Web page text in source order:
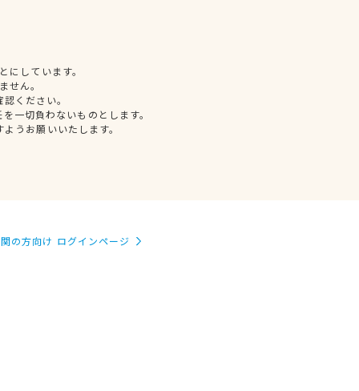
しています。
せん。
ください。
一切負わないものとします。
うお願いいたします。
の方向け ログインページ